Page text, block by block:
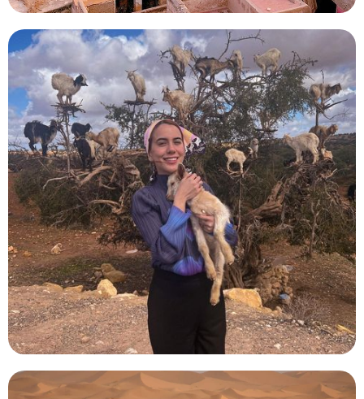
Marruecos De Marrakech A Agadir 8
Días
Realice una excursión personalizada de 8 días por
Marruecos desde Marrakech. Destaca lo mejor de
Marruecos; disfruta de los paisajes de la costa marroquí